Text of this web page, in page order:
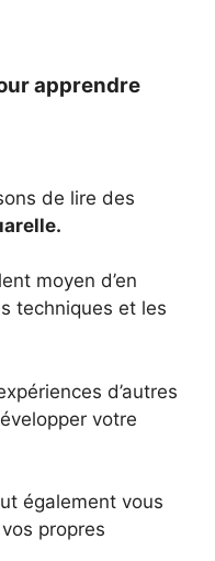
apprendre
de lire des
moyen d’en
techniques et les
d’autres
votre
également vous
propres